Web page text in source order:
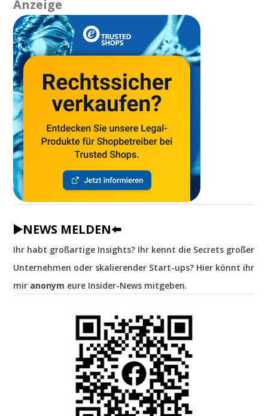
Anzeige
▶️NEWS MELDEN⬅️
Ihr habt großartige Insights? Ihr kennt die Secrets großer
Unternehmen oder skalierender Start-ups? Hier könnt ihr
mir anonym eure Insider-News mitgeben.